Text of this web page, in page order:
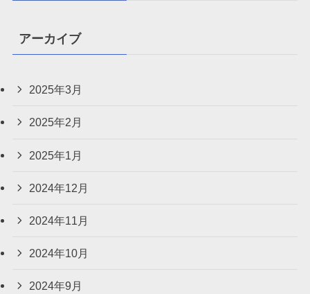
アーカイブ
2025年3月
2025年2月
2025年1月
2024年12月
2024年11月
2024年10月
2024年9月